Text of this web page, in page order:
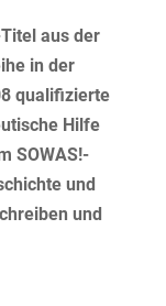
aus der
in der
qualifizierte
Hilfe
SOWAS!-
und
und